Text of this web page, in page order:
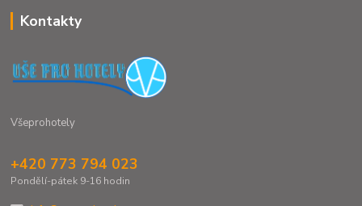
Kontakty
Všeprohotely
+420 773 794 023
Pondělí-pátek 9-16 hodin